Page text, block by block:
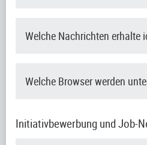
Welche Nachrichten erhalte
Welche Browser werden
Initiativbewerbung und Job-